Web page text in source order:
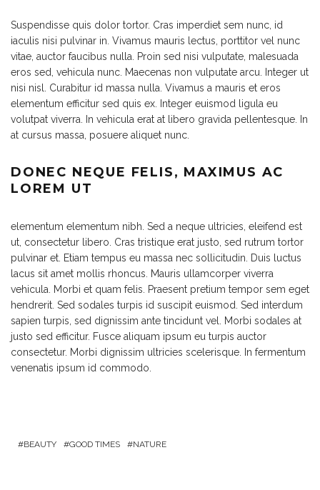
Suspendisse quis dolor tortor. Cras imperdiet sem nunc, id
iaculis nisi pulvinar in. Vivamus mauris lectus, porttitor vel nunc
vitae, auctor faucibus nulla. Proin sed nisi vulputate, malesuada
eros sed, vehicula nunc. Maecenas non vulputate arcu. Integer ut
nisi nisl. Curabitur id massa nulla. Vivamus a mauris et eros
elementum efficitur sed quis ex. Integer euismod ligula eu
volutpat viverra. In vehicula erat at libero gravida pellentesque. In
at cursus massa, posuere aliquet nunc.
DONEC NEQUE FELIS, MAXIMUS AC
LOREM UT
elementum elementum nibh. Sed a neque ultricies, eleifend est
ut, consectetur libero. Cras tristique erat justo, sed rutrum tortor
pulvinar et. Etiam tempus eu massa nec sollicitudin. Duis luctus
lacus sit amet mollis rhoncus. Mauris ullamcorper viverra
vehicula. Morbi et quam felis. Praesent pretium tempor sem eget
hendrerit. Sed sodales turpis id suscipit euismod. Sed interdum
sapien turpis, sed dignissim ante tincidunt vel. Morbi sodales at
justo sed efficitur. Fusce aliquam ipsum eu turpis auctor
consectetur. Morbi dignissim ultricies scelerisque. In fermentum
venenatis ipsum id commodo.
BEAUTY GOOD TIMES NATURE